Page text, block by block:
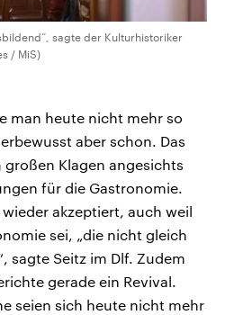
sagte der Kulturhistoriker
/ MiS)
man heute nicht mehr so
aber schon. Das
Klagen angesichts
für die Gastronomie.
akzeptiert, auch weil
sei, „die nicht gleich
sagte Seitz im Dlf. Zudem
gerade ein Revival.
seien sich heute nicht mehr